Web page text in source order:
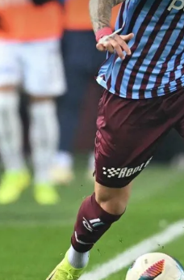
Sizlere daha iyi bir hizmet
çerezler vasıtasıyla çeşitli
amacıyla kullanılmaktadır.
reklam/pazarlama faaliyetlerinin
Çerezlere ilişkin tercihlerinizi
butonuna tıklayabilir,Çerez
6698 sayılı Kişisel Verilerin
mevzuata uygun olarak